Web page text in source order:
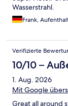
Wasserstrahl.
Frank,
Verifizierte
10/10 –
1. Aug. 2026
Mit Google
Great all around